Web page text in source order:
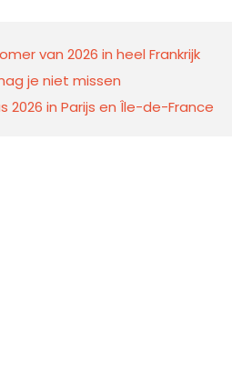
van 2026 in heel Frankrijk
je niet missen
2026 in Parijs en Île-de-France